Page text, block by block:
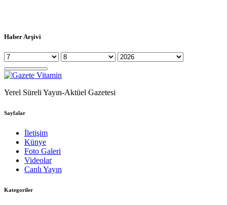
Haber Arşivi
Yerel Süreli Yayın-Aktüel Gazetesi
Sayfalar
İletişim
Künye
Foto Galeri
Videolar
Canlı Yayın
Kategoriler